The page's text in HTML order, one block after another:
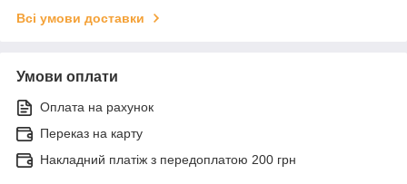
Всі умови доставки
Умови оплати
Оплата на рахунок
Переказ на карту
Накладний платіж з передоплатою 200 грн